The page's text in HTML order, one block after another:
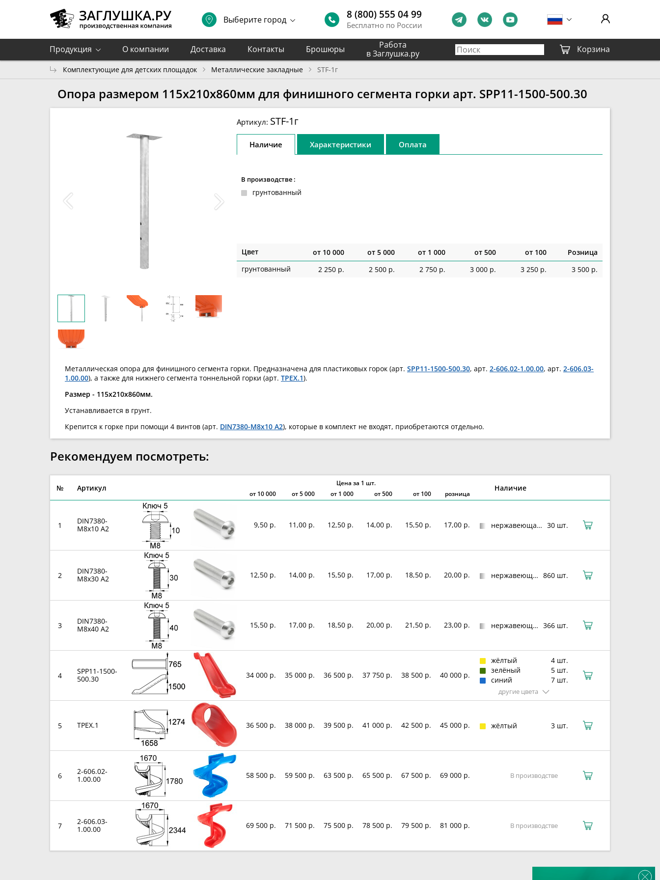
Выберите город 8 (800) 555 04 99
Бесплатно по России
Продукция О компании Доставка Контакты Брошюры
Работа
в Заглушка.ру
Корзина
Комплектующие для детских площадок Металлические закладные STF-1г
Опора размером 115х210х860мм для финишного сегмента горки арт. SPP11-1500-500.30
Артикул: STF-1г
Наличие Характеристики Оплата
В производстве :
грунтованный
Цвет от 10 000 от 5 000 от 1 000 от 500 от 100
Розница
грунтованный
2 250 р. 2 500 р. 2 750 р. 3 000 р. 3 250 р. 3 500 р.
Металлическая опора для финишного сегмента горки. Предназначена для пластиковых горок (арт. SPP11-1500-500.30, арт. 2-606.02-1.00.00, арт. 2-606.03-
1.00.00), а также для нижнего сегмента тоннельной горки (арт. TPEX.1).
Размер - 115х210х860мм.
Устанавливается в грунт.
Крепится к горке при помощи 4 винтов (арт. DIN7380-M8x10 A2), которые в комплект не входят, приобретаются отдельно.
Рекомендуем посмотреть:
№ Артикул
Цена за 1 шт.
Наличие
от 10 000 от5 000 от 1 000 от 500 от 100 розница
1
DIN7380-
M8x10 A2
9,50 р. 11,00 р. 12,50 р. 14,00 р. 15,50 р. 17,00 р. нержавеющая сталь 30 шт.
2
DIN7380-
M8x30 A2
12,50 р. 14,00 р. 15,50 р. 17,00 р. 18,50 р. 20,00 р. нержавеющая сталь 860 шт.
3
DIN7380-
M8x40 A2
15,50 р. 17,00 р. 18,50 р. 20,00 р. 21,50 р. 23,00 р. нержавеющая сталь 366 шт.
4
SPP11-1500-
500.30
34 000 р. 35 000 р. 36 500 р. 37 750 р. 38 500 р. 40 000 р.
жёлтый
4 шт.
зелёный
5 шт.
синий
7 шт.
другие цвета
5 TPEX.1 36 500 р. 38 000 р. 39 500 р. 41 000 р. 42 500 р. 45 000 р. жёлтый 3 шт.
6
2-606.02-
1.00.00
58 500 р. 59 500 р. 63 500 р. 65 500 р. 67 500 р. 69 000 р. В производстве
7
2-606.03-
1.00.00
69 500 р. 71 500 р. 75 500 р. 78 500 р. 79 500 р. 81 000 р. В производстве